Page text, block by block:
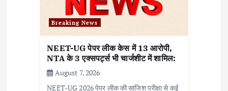
Breaking News
NEET-UG पेपर लीक केस में 13 आरोपी,
NTA के 3 एक्सपर्ट्स भी चार्जशीट में शामिल:
August 7, 2026
NEET-UG 2026 पेपर लीक की साजिश परीक्षा से कई